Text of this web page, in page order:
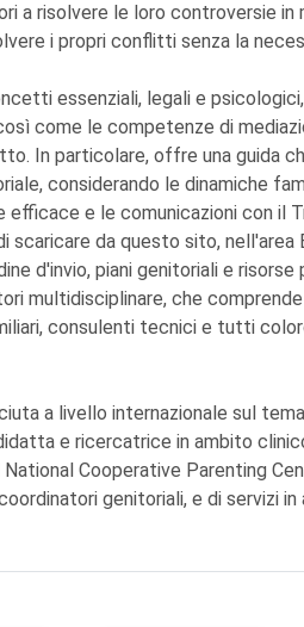
a risolvere le loro controversie in
i propri conflitti senza la
essenziali, legali e
come le competenze di
In particolare, offre una guida
considerando le dinamiche
efficace e le comunicazioni con il
da questo sito, nell'area
d'invio, piani genitoriali e
multidisciplinare, che
consulenti tecnici e tutti
a livello internazionale sul
e ricercatrice in ambito
Cooperative Parenting
genitoriali, e di servizi